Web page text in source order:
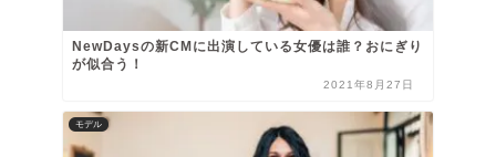
NewDaysの新CMに出演している女優は誰？おにぎり
が似合う！
2021年8月27日
モデル